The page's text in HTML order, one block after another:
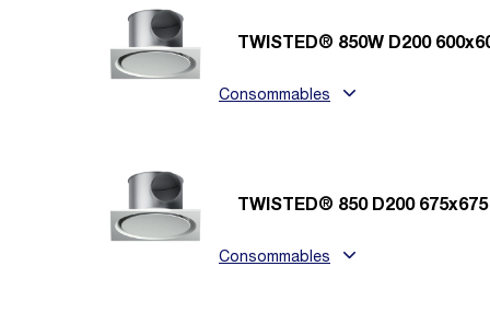
TWISTED® 850W D200
Consommables
TWISTED® 850 D200 675x675
Consommables